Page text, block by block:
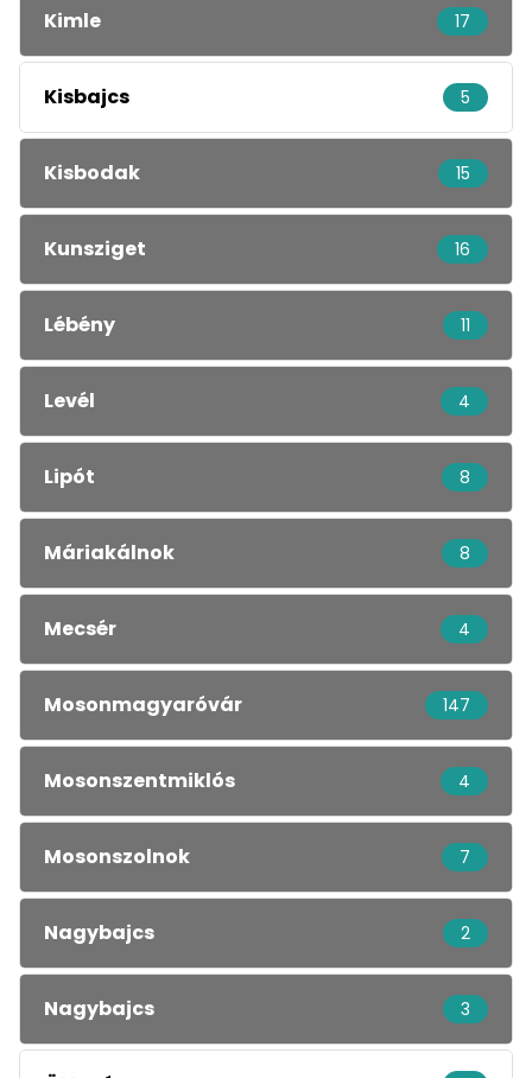
Kimle 17
Kisbajcs 5
Kisbodak 15
Kunsziget 16
Lébény 11
Levél 4
Lipót 8
Máriakálnok 8
Mecsér 4
Mosonmagyaróvár 147
Mosonszentmiklós 4
Mosonszolnok 7
Nagybajcs 2
Nagybajcs 3